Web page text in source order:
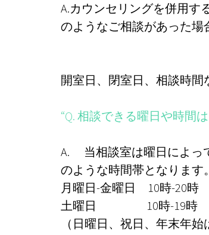
A.カウンセリングを併用す
のようなご相談があった場
開室日、閉室日、相談時間
“Q. 相談できる曜日や時間
A. 当相談室は曜日によっ
のような時間帯となります。
月曜日-金曜日 10時-20時
土曜日 10時-19時
（日曜日、祝日、年末年始